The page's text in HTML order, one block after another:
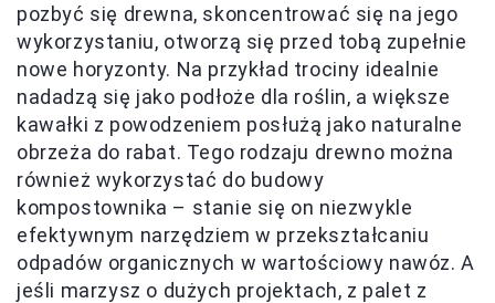
pozbyć się drewna, skoncentrować się na jego
wykorzystaniu, otworzą się przed tobą zupełnie
nowe horyzonty. Na przykład trociny idealnie
nadadzą się jako podłoże dla roślin, a większe
kawałki z powodzeniem posłużą jako naturalne
obrzeża do rabat. Tego rodzaju drewno można
również wykorzystać do budowy
kompostownika – stanie się on niezwykle
efektywnym narzędziem w przekształcaniu
odpadów organicznych w wartościowy nawóz. A
jeśli marzysz o dużych projektach, z palet z